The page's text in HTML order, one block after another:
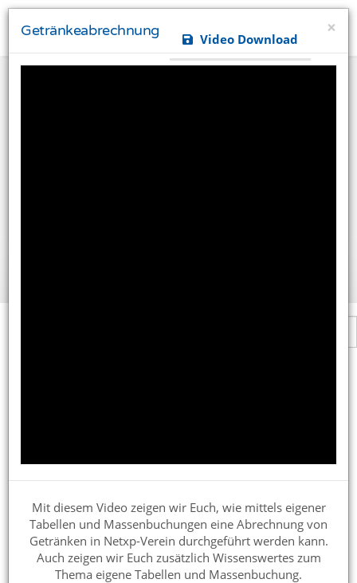
Verbandsmeldungen
Updates und Beta
Tipps & Praxisbeispiele
Vereinswissen
×
Getränkeabrechnung Video Download
Mit diesem Video zeigen wir Euch, wie mittels eigener
Tabellen und Massenbuchungen eine Abrechnung von
Getränken in Netxp-Verein durchgeführt werden kann.
Auch zeigen wir Euch zusätzlich Wissenswertes zum
Thema eigene Tabellen und Massenbuchung.